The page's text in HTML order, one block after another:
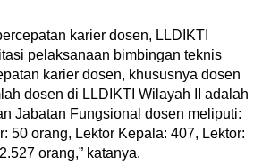
karier dosen, LLDIKTI
pelaksanaan bimbingan teknis
karier dosen, khususnya dosen
dosen di LLDIKTI Wilayah II adalah
Jabatan Fungsional dosen meliputi:
50 orang, Lektor Kepala: 407, Lektor:
orang,” katanya.